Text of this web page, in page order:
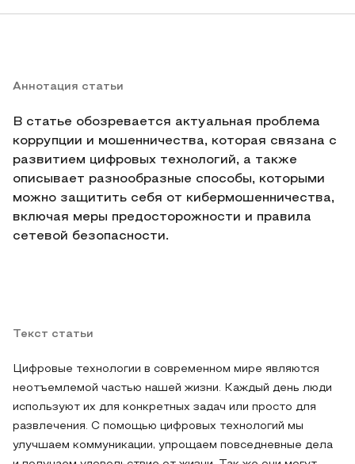
Аннотация статьи
В статье обозревается актуальная проблема
коррупции и мошенничества, которая связана с
развитием цифровых технологий, а также
описывает разнообразные способы, которыми
можно защитить себя от кибермошенничества,
включая меры предосторожности и правила
сетевой безопасности.
Текст статьи
Цифровые технологии в современном мире являются
неотъемлемой частью нашей жизни. Каждый день люди
используют их для конкретных задач или просто для
развлечения. С помощью цифровых технологий мы
улучшаем коммуникации, упрощаем повседневные дела